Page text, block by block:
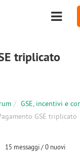
triplicato
GSE, incentivi e
GSE triplicato
15 messaggi / 0 nuovi